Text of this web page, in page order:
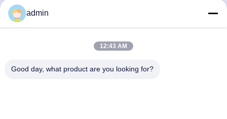
Γρήγορη επικοινωνία
38 Λεωφόρος Shafu, πόλη Longjiang, περιοχή Shunde,
admin
12:43 AM
Good day, what product are you looking for?